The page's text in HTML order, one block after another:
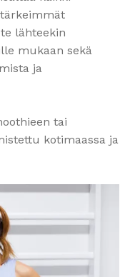
lähteekin
mukaan sekä
ja
tai
kotimaassa ja